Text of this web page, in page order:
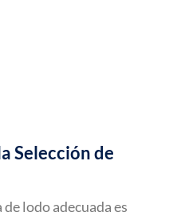
Selección de
lodo adecuada es